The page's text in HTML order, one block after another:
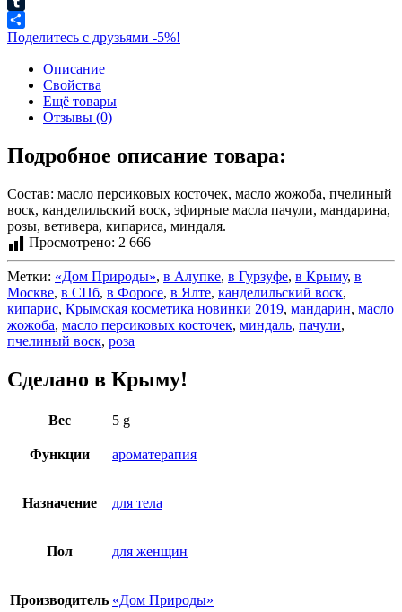
Tumblr
Поделитесь с друзьями -5%!
Описание
Свойства
Ещё товары
Отзывы (0)
Подробное описание товара:
Состав: масло персиковых косточек, масло жожоба, пчелиный
воск, канделильский воск, эфирные масла пачули, мандарина,
розы, ветивера, кипариса, миндаля.
Просмотрено: 2 666
Метки: «Дом Природы», в Алупке, в Гурзуфе, в Крыму, в
Москве, в СПб, в Форосе, в Ялте, канделильский воск,
кипарис, Крымская косметика новинки 2019, мандарин, масло
жожоба, масло персиковых косточек, миндаль, пачули,
пчелиный воск, роза
Сделано в Крыму!
Вес 5 g
Функции ароматерапия
Назначение для тела
Пол для женщин
Производитель «Дом Природы»